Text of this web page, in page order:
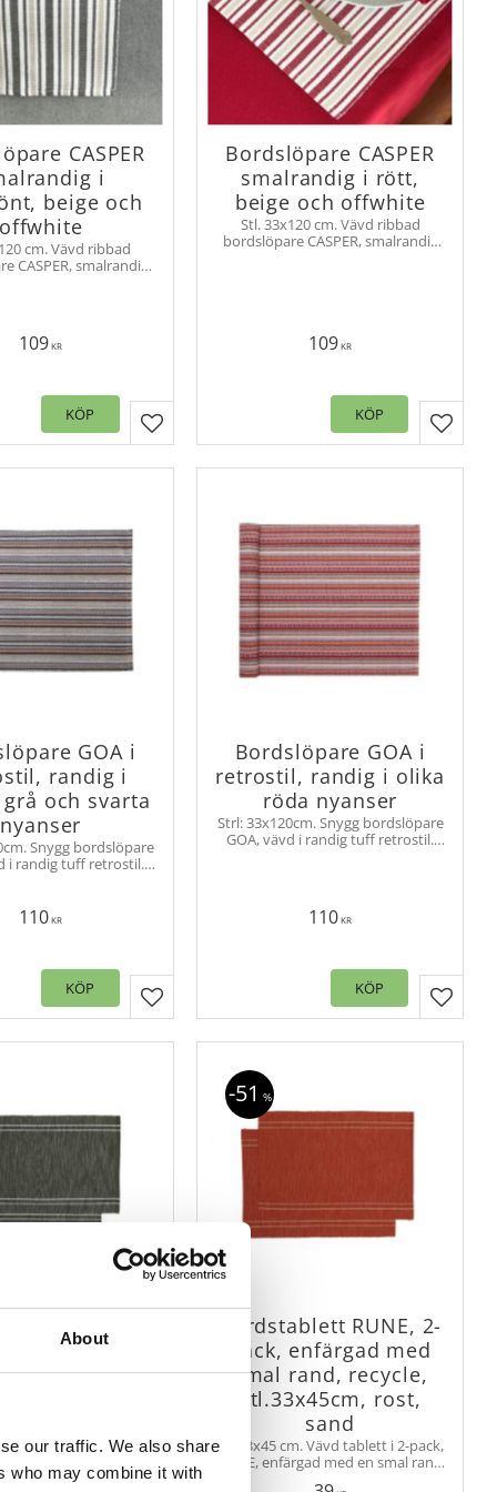
About
our traffic. We also share
who may combine it with
CASPER
i
beige och
offwhite
cm. Vävd ribbad
CASPER, smalrandig
109KR
Lägg till i favoriter
KÖP
Bordslöpare CASPER
smalrandig i rött,
beige och offwhite
Stl. 33x120 cm. Vävd ribbad
bordslöpare CASPER, smalrandig
109KR
Lägg
KÖP
GOA i
randig i
och svarta
nyanser
Snygg bordslöpare
i randig tuff retrostil.
110KR
Lägg till i favoriter
KÖP
Bordslöpare GOA i
retrostil, randig i olika
röda nyanser
Strl: 33x120cm. Snygg bordslöpare
GOA, vävd i randig tuff retrostil.
110KR
Lägg
KÖP
RUNE, 2-
enfärgad med
recycle,
Vävd tablett i 2-pack,
med en smal rand
av återvunnet
Bordstablett RUNE, 2-
pack, enfärgad med
smal rand, recycle,
stl.33x45cm, rost,
sand
Stl.33x45 cm. Vävd tablett i 2-pack,
RUNE, enfärgad med en smal rand
51 %